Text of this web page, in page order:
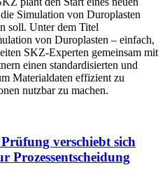
Simulation von Duroplasten
soll. Unter dem Titel
von Duroplasten – einfach,
SKZ-Experten gemeinsam mit
einen standardisierten und
Materialdaten effizient zu
nutzbar zu machen.
verschiebt sich
Prozessentscheidung